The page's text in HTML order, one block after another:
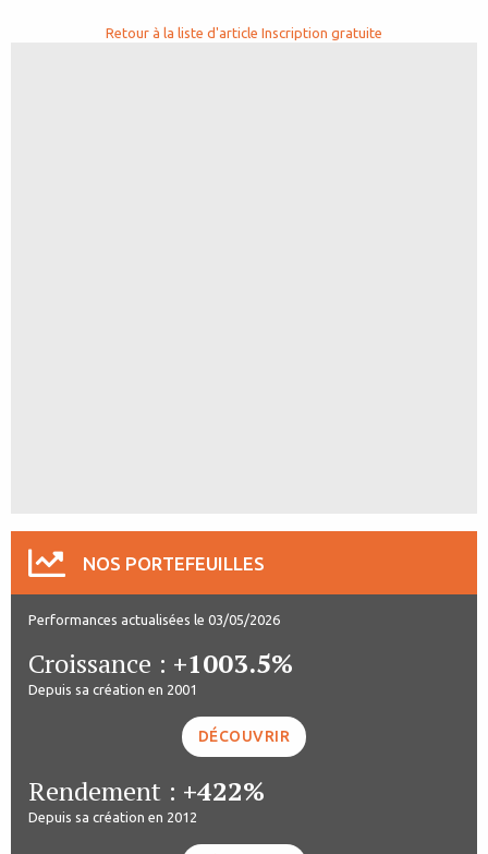
Retour à la liste d'article Inscription gratuite
NOS PORTEFEUILLES
Performances actualisées le 03/05/2026
Croissance : +1003.5%
Depuis sa création en 2001
DÉCOUVRIR
Rendement : +422%
Depuis sa création en 2012